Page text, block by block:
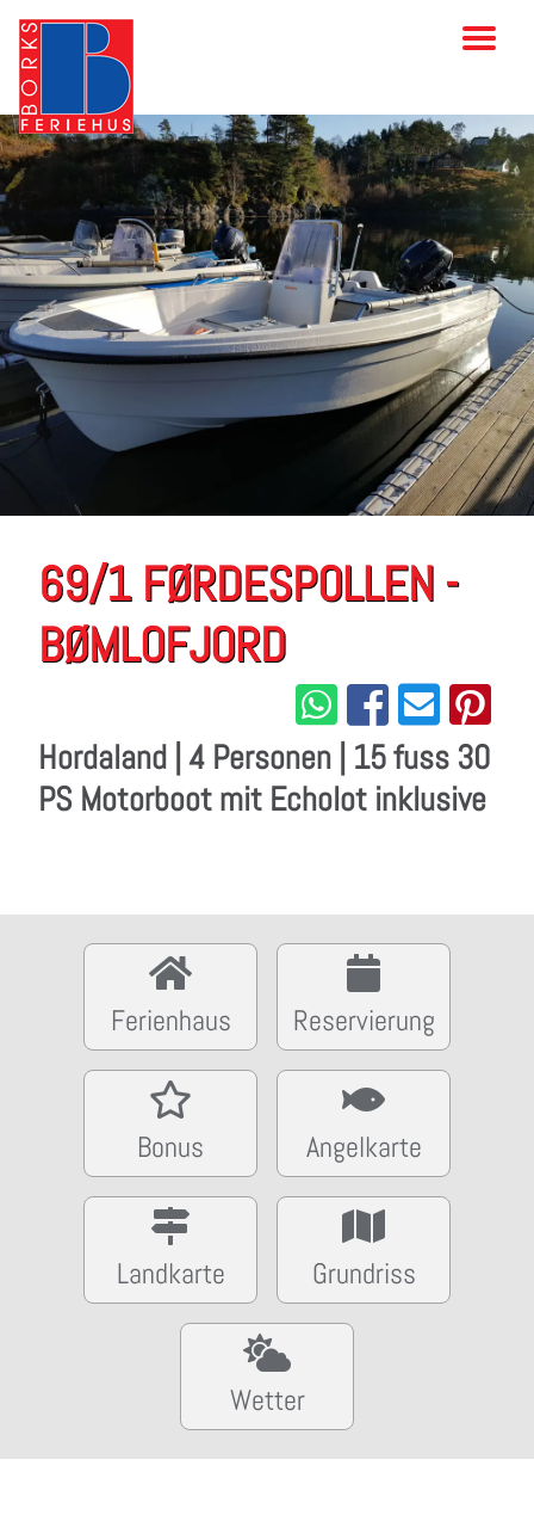
69/1 FØRDESPOLLEN -
BØMLOFJORD
Hordaland | 4 Personen | 15 fuss 30
PS Motorboot mit Echolot inklusive
Ferienhaus Reservierung
Bonus Angelkarte
Landkarte Grundriss
Wetter